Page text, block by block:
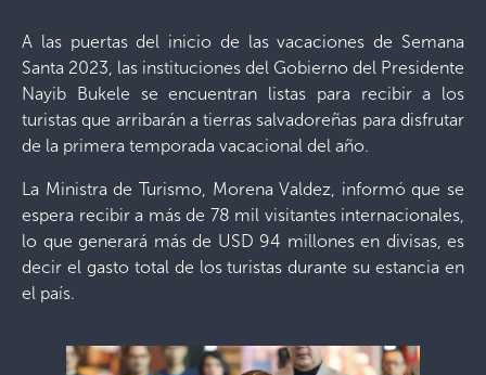
A las puertas del inicio de las vacaciones de Semana
Santa 2023, las instituciones del Gobierno del Presidente
Nayib Bukele se encuentran listas para recibir a los
turistas que arribarán a tierras salvadoreñas para disfrutar
de la primera temporada vacacional del año.
La Ministra de Turismo, Morena Valdez, informó que se
espera recibir a más de 78 mil visitantes internacionales,
lo que generará más de USD 94 millones en divisas, es
decir el gasto total de los turistas durante su estancia en
el país.